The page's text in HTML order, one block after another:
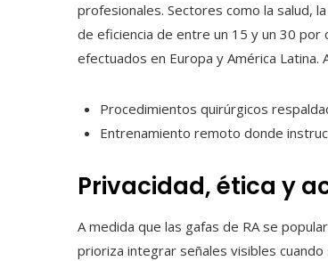
profesionales. Sectores como la salud,
de eficiencia de entre un 15 y un 30 por
efectuados en Europa y América Latina.
Procedimientos quirúrgicos
Entrenamiento remoto donde
Privacidad, ética y
A medida que las gafas de RA se
prioriza integrar señales visibles